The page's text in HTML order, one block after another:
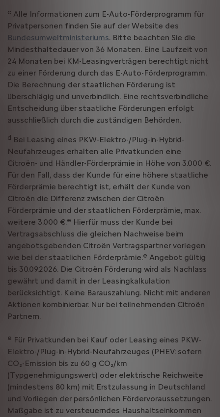
c Alle Informationen zum E-Auto-Förderprogramm für
Privatpersonen finden Sie auf der Website des
Bundesumweltministeriums. Bitte beachten Sie die
Mindesthaltedauer von 36 Monaten. Eine Laufzeit von
24 Monaten bei KM-Leasingverträgen berechtigt nicht
zu einer Förderung durch das E-Auto-Förderprogramm.
Die Berechnung der staatlichen Förderung ist
überschlägig und unverbindlich. Eine rechtsverbindliche
Entscheidung über staatliche Förderungen erfolgt
ausschließlich durch die zuständigen Behörden.
d Bei Leasing eines PKW-Elektro-/Plug-in-Hybrid-
Neufahrzeuges erhalten alle Privatkunden eine
Citroën- und Händler-Förderprämie in Höhe von 3.000 €.
Für den Fall, dass der Kunde für eine höhere staatliche
Förderprämie berechtigt ist, erhält der Kunde von
Citroën die Differenz zwischen der Citroën
Förderprämie und der staatlichen Förderprämie, max.
weitere 3.000 €.e Hierfür muss der Kunde bei
Vertragsabschluss die gleichen Nachweise beim
angebotsgebenden Citroën Vertragspartner vorlegen
wie bei der staatlichen Förderprämie.e Angebot gültig
bis 30.09.2026. Die Citroën Förderung wird als Nachlass
gewährt und damit in der Leasingkalkulation
berücksichtigt. Keine Barauszahlung. Nicht mit anderen
Aktionen kombinierbar. Nur bei teilnehmenden Citroën
Partnern.
e Für Privatkunden bei Kauf oder Leasing eines PKW-
Elektro-/Plug-in-Hybrid-Neufahrzeuges (PHEV: sofern
CO₂-Emission bis zu 60 g CO₂/km
(Typgenehmigungswert) oder elektrische Reichweite
(mindestens 80 km) mit Erstzulassung in Deutschland
und Vorliegen der persönlichen Fördervoraussetzungen.
Maßgabe ist zu versteuerndes Haushaltseinkommen